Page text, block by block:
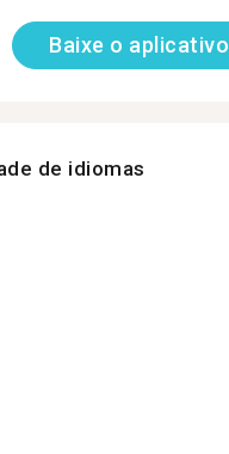
Baixe o aplicativo
de idiomas